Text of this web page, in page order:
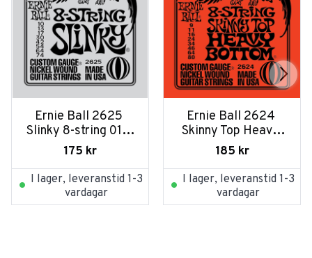
Ernie Ball 2625
Slinky 8-string 010-
074
175 kr
I lager, leveranstid 1-3
vardagar
Ernie Ball 2624
Skinny Top Heavy
Bottom 8-string
185 kr
I lager, leveranstid 1-3
vardagar